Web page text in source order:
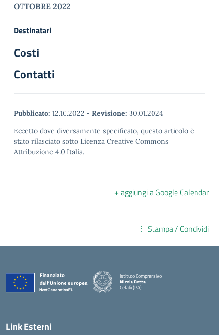
OTTOBRE 2022
Destinatari
Costi
Contatti
Pubblicato: 12.10.2022 - Revisione: 30.01.2024
Eccetto dove diversamente specificato, questo articolo è
stato rilasciato sotto Licenza Creative Commons
Attribuzione 4.0 Italia.
+ aggiungi a Google Calendar
Stampa / Condividi
Istituto Comprensivo
Nicola Botta
Cefalù (PA)
Link Esterni